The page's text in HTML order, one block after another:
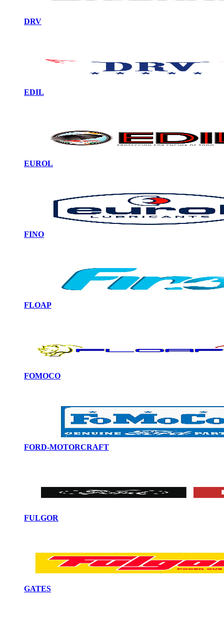
DRV
EDIL
EUROL
FINO
FLOAP
FOMOCO
FORD-MOTORCRAFT
FULGOR
GATES